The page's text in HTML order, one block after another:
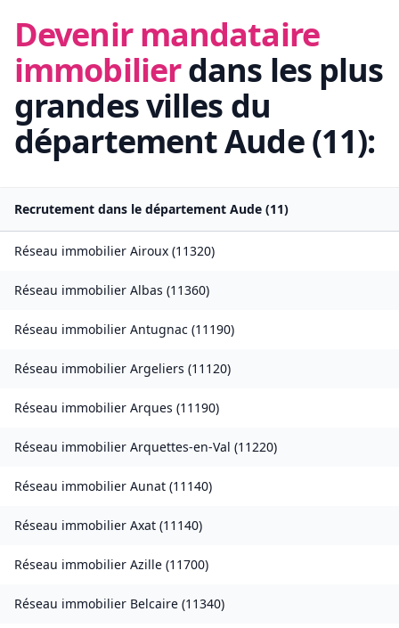
Devenir mandataire
immobilierdans les plus
grandes villes du
départementAude(11):
Recrutement dans le département Aude (11)
Réseau immobilier Airoux (11320)
Réseau immobilier Albas (11360)
Réseau immobilier Antugnac (11190)
Réseau immobilier Argeliers (11120)
Réseau immobilier Arques (11190)
Réseau immobilier Arquettes-en-Val (11220)
Réseau immobilier Aunat (11140)
Réseau immobilier Axat (11140)
Réseau immobilier Azille (11700)
Réseau immobilier Belcaire (11340)